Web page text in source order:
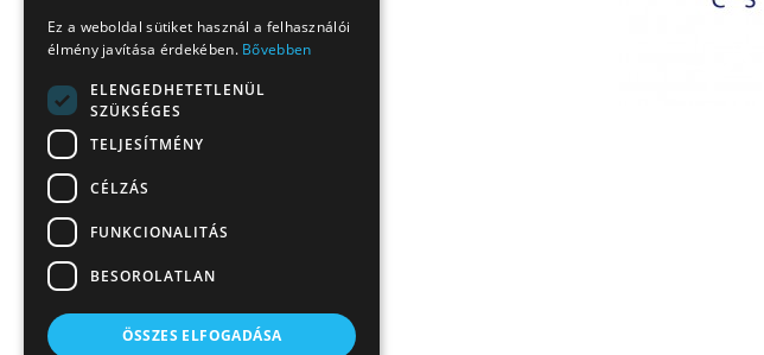
Ez a weboldal sütiket használ a felhasználói
élmény javítása érdekében. Bővebben
ELENGEDHETETLENÜL
SZÜKSÉGES
TELJESÍTMÉNY
CÉLZÁS
FUNKCIONALITÁS
BESOROLATLAN
ÖSSZES ELFOGADÁSA